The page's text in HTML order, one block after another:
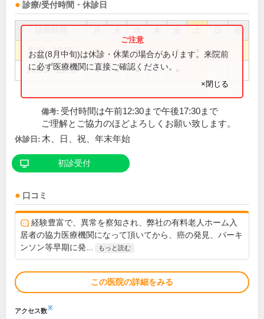
診療/受付時間・休診日
祝
8:30～13:00 ● ● ● ●
14:30～18:00 ● ● ●
お盆(8月中旬)は休診・休業の場合があります。来院前
に必ず医療機関に直接ご確認ください。
×閉じる
備考: 受付時間は午前12:30まで午後17:30まで
ご理解とご協力のほどよろしくお願い致します。
休診日: 木、日、祝、年末年始
初診受付
口コミ
経験豊富で、異常を察知され、弊社の有料老人ホーム入
居者の協力医療機関になって頂いてから、癌の発見、パーキ
ンソン等早期に発...
もっと読む
この医院の詳細をみる
アクセス数※